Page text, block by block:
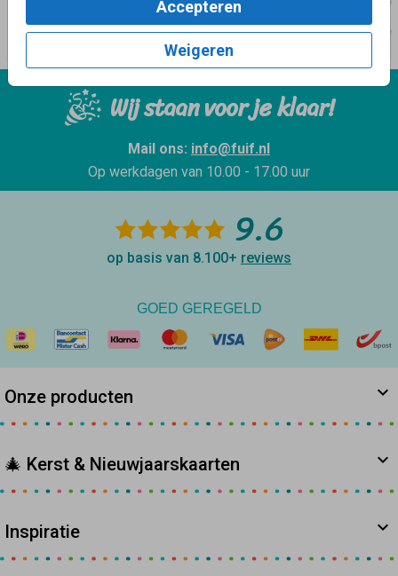
Accepteren
Weigeren
Wij staan voor je klaar!
Mail ons: info@fuif.nl
Op werkdagen van 10.00 - 17.00 uur
9.6
op basis van 8.100+ reviews
GOED GEREGELD
Onze producten
🎄 Kerst & Nieuwjaarskaarten
Inspiratie